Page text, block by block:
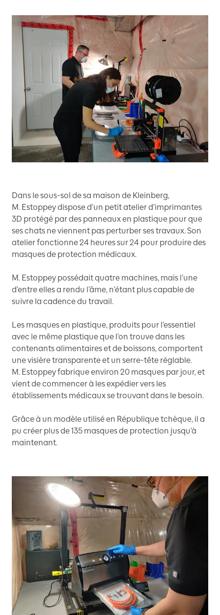
Dans le sous-sol de sa maison de Kleinberg,
M. Estoppey dispose d’un petit atelier d’imprimantes
3D protégé par des panneaux en plastique pour que
ses chats ne viennent pas perturber ses travaux. Son
atelier fonctionne 24 heures sur 24 pour produire des
masques de protection médicaux.
M. Estoppey possédait quatre machines, mais l’une
d’entre elles a rendu l’âme, n’étant plus capable de
suivre la cadence du travail.
Les masques en plastique, produits pour l’essentiel
avec le même plastique que l’on trouve dans les
contenants alimentaires et de boissons, comportent
une visière transparente et un serre-tête réglable.
M. Estoppey fabrique environ 20 masques par jour, et
vient de commencer à les expédier vers les
établissements médicaux se trouvant dans le besoin.
Grâce à un modèle utilisé en République tchèque, il a
pu créer plus de 135 masques de protection jusqu’à
maintenant.